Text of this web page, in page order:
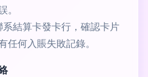
。
系結算卡發卡行，確認卡片
任何入賬失敗記錄。